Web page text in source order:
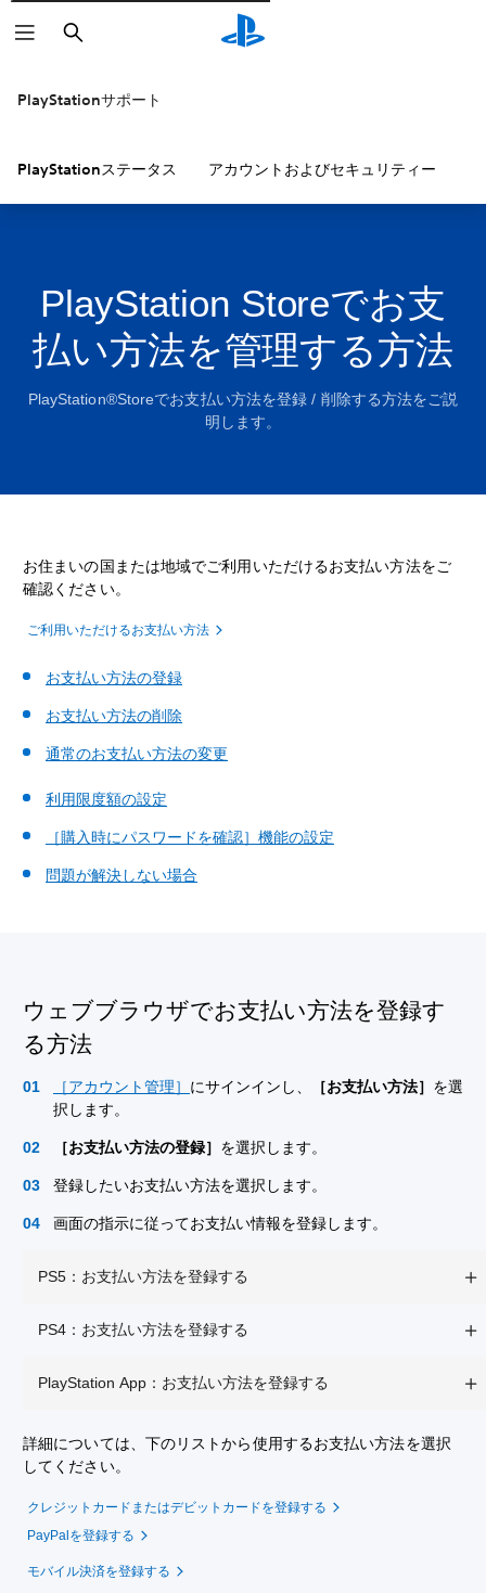
検
索
PlayStationサポート
PlayStationステータス アカウントおよびセキュリティー
PlayStation Storeでお支
払い方法を管理する方法
PlayStation®Storeでお支払い方法を登録 / 削除する方法をご説
明します。
お住まいの国または地域でご利用いただけるお支払い方法をご
確認ください。
ご利用いただけるお支払い方法
お支払い方法の登録
お支払い方法の削除
通常のお支払い方法の変更
利用限度額の設定
［購入時にパスワードを確認］機能の設定
問題が解決しない場合
ウェブブラウザでお支払い方法を登録す
る方法
［アカウント管理］ にサインインし、 ［お支払い方法］ を選
択します。
［お支払い方法の登録］ を選択します。
登録したいお支払い方法を選択します。
画面の指示に従ってお支払い情報を登録します。
PS5：お支払い方法を登録する
PS4：お支払い方法を登録する
PlayStation App：お支払い方法を登録する
詳細については、下のリストから使用するお支払い方法を選択
してください。
クレジットカードまたはデビットカードを登録する
PayPalを登録する
モバイル決済を登録する